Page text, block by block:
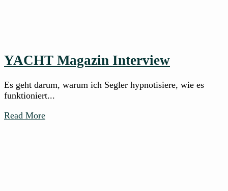
YACHT Magazin Interview
Es geht darum, warum ich Segler hypnotisiere, wie es
funktioniert...
Read More